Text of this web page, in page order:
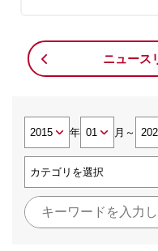
ニュース
年 月 ～